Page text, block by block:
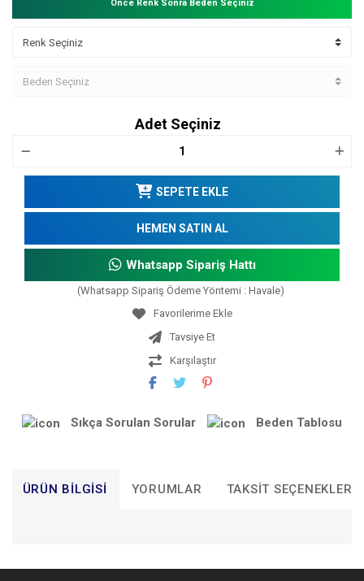
Önce Renk Sonra Beden Seçiniz
Adet Seçiniz
SEPETE EKLE
HEMEN SATIN AL
Whatsapp Sipariş Hattı
(Whatsapp Sipariş Ödeme Yöntemi : Havale)
Tavsiye Et
Karşılaştır
Sıkça Sorulan Sorular Beden Tablosu
ÜRÜN BILGISI YORUMLAR TAKSIT SEÇENEKLERI
Bu ürünün fiyat bilgisi, resim, ürün açıklamalarında ve diğer